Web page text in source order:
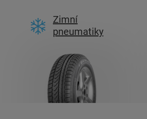
Zimní
pneumatiky